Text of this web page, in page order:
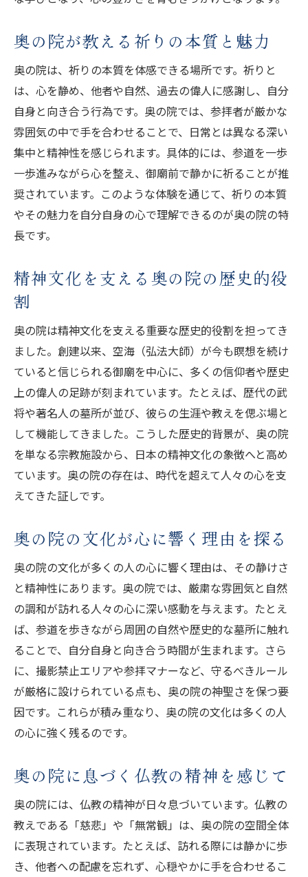
奥の院が教える祈りの本質と魅力
奥の院は、祈りの本質を体感できる場所です。祈りと
は、心を静め、他者や自然、過去の偉人に感謝し、自分
自身と向き合う行為です。奥の院では、参拝者が厳かな
雰囲気の中で手を合わせることで、日常とは異なる深い
集中と精神性を感じられます。具体的には、参道を一歩
一歩進みながら心を整え、御廟前で静かに祈ることが推
奨されています。このような体験を通じて、祈りの本質
やその魅力を自分自身の心で理解できるのが奥の院の特
長です。
精神文化を支える奥の院の歴史的役
割
奥の院は精神文化を支える重要な歴史的役割を担ってき
ました。創建以来、空海（弘法大師）が今も瞑想を続け
ていると信じられる御廟を中心に、多くの信仰者や歴史
上の偉人の足跡が刻まれています。たとえば、歴代の武
将や著名人の墓所が並び、彼らの生涯や教えを偲ぶ場と
して機能してきました。こうした歴史的背景が、奥の院
を単なる宗教施設から、日本の精神文化の象徴へと高め
ています。奥の院の存在は、時代を超えて人々の心を支
えてきた証しです。
奥の院の文化が心に響く理由を探る
奥の院の文化が多くの人の心に響く理由は、その静けさ
と精神性にあります。奥の院では、厳粛な雰囲気と自然
の調和が訪れる人々の心に深い感動を与えます。たとえ
ば、参道を歩きながら周囲の自然や歴史的な墓所に触れ
ることで、自分自身と向き合う時間が生まれます。さら
に、撮影禁止エリアや参拝マナーなど、守るべきルール
が厳格に設けられている点も、奥の院の神聖さを保つ要
因です。これらが積み重なり、奥の院の文化は多くの人
の心に強く残るのです。
奥の院に息づく仏教の精神を感じて
奥の院には、仏教の精神が日々息づいています。仏教の
教えである「慈悲」や「無常観」は、奥の院の空間全体
に表現されています。たとえば、訪れる際には静かに歩
き、他者への配慮を忘れず、心穏やかに手を合わせるこ